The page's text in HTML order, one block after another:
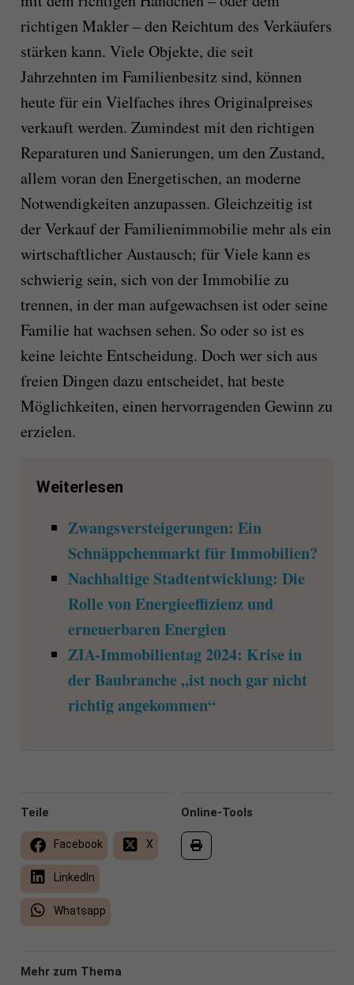
richtigen Makler – den Reichtum des Verkäufers
stärken kann. Viele Objekte, die seit
Jahrzehnten im Familienbesitz sind, können
heute für ein Vielfaches ihres Originalpreises
verkauft werden. Zumindest mit den richtigen
Reparaturen und Sanierungen, um den Zustand,
allem voran den Energetischen, an moderne
Notwendigkeiten anzupassen. Gleichzeitig ist
der Verkauf der Familienimmobilie mehr als ein
wirtschaftlicher Austausch; für Viele kann es
schwierig sein, sich von der Immobilie zu
trennen, in der man aufgewachsen ist oder seine
Familie hat wachsen sehen. So oder so ist es
keine leichte Entscheidung. Doch wer sich aus
freien Dingen dazu entscheidet, hat beste
Möglichkeiten, einen hervorragenden Gewinn zu
erzielen.
Weiterlesen
Zwangsversteigerungen: Ein
Schnäppchenmarkt für Immobilien?
Nachhaltige Stadtentwicklung: Die
Rolle von Energieeffizienz und
erneuerbaren Energien
ZIA-Immobilientag 2024: Krise in
der Baubranche „ist noch gar nicht
richtig angekommen“
Online-Tools
Teile
Facebook X
LinkedIn
Whatsapp
Mehr zum Thema